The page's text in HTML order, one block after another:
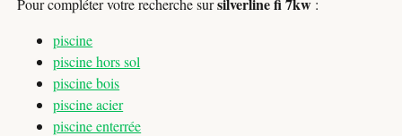
Pour compléter votre recherche sur
:
piscine
piscine hors sol
piscine bois
piscine acier
piscine enterrée